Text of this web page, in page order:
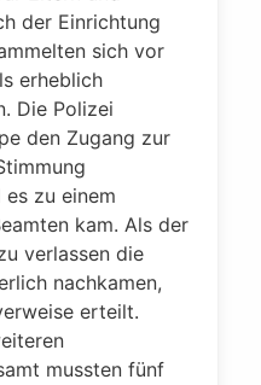
der Einrichtung
sich vor
erheblich
Die Polizei
den Zugang zur
zu einem
kam. Als der
verlassen die
nachkamen,
erteilt.
mussten fünf